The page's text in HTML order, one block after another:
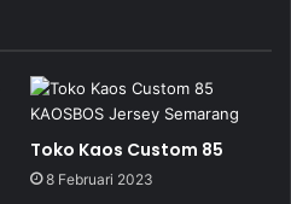
Toko Kaos Custom 85
8 Februari 2023